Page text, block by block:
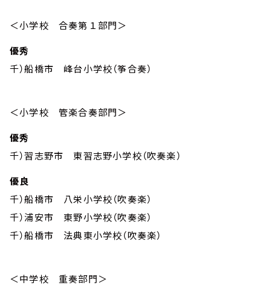
＜小学校 合奏第１部門＞
優秀
千）船橋市 峰台小学校（筝合奏）
＜小学校 管楽合奏部門＞
優秀
千）習志野市 東習志野小学校（吹奏楽）
優良
千）船橋市 八栄小学校（吹奏楽）
千）浦安市 東野小学校（吹奏楽）
千）船橋市 法典東小学校（吹奏楽）
＜中学校 重奏部門＞